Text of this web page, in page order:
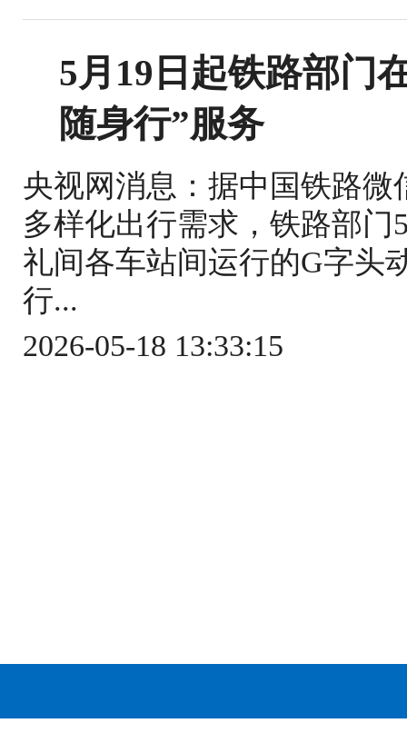
5月19日起铁路部门
随身行”服务
央视网消息：据中国铁路
多样化出行需求，铁路部门
礼间各车站间运行的G字头
行...
2026-05-18 13:33:15